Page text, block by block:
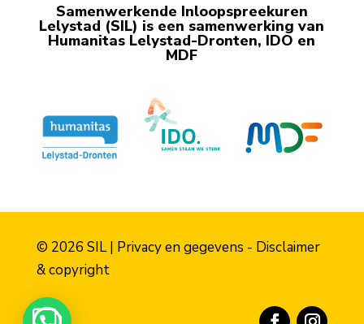
Samenwerkende Inloop­spreekuren
Lelystad (SIL) is een samen­werking van
Humanitas Lelystad-Dronten, IDO en
MDF
© 2026 SIL | Privacy en gegevens - Disclaimer
& copyright